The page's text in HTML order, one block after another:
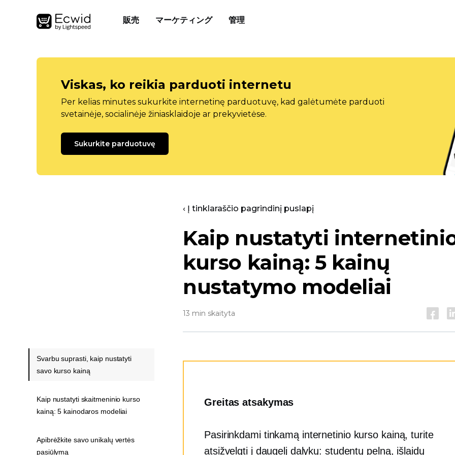
販売 マーケティング 管理
Viskas, ko reikia parduoti internetu
Per kelias minutes sukurkite internetinę parduotuvę, kad galėtumėte parduoti
svetainėje, socialinėje žiniasklaidoje ar prekyvietėse.
Sukurkite parduotuvę
‹ Į tinklaraščio pagrindinį puslapį
Kaip nustatyti
kurso kainą: 5 kainų
nustatymo modeliai
13 min skaityta
Greitas atsakymas
Pasirinkdami tinkamą internetinio kurso kainą, turite
atsižvelgti į daugelį dalykų: studentų pelną, išlaidų
Svarbu suprasti, kaip nustatyti
savo kurso kainą
Kaip nustatyti skaitmeninio kurso
kainą: 5 kainodaros modeliai
Apibrėžkite savo unikalų vertės
pasiūlymą